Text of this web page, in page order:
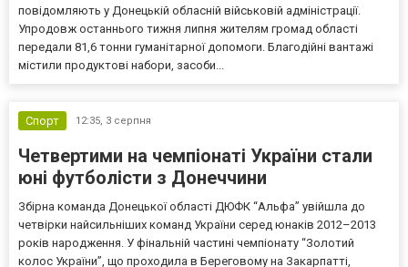
повідомляють у Донецькій обласній військовій адміністрації.
Упродовж останнього тижня липня жителям громад області
передали 81,6 тонни гуманітарної допомоги. Благодійні вантажі
містили продуктові набори, засоби...
Спорт 12:35, 3 серпня
Четвертими на чемпіонаті України стали
юні футболісти з Донеччини
Збірна команда Донецької області ДЮФК “Альфа” увійшла до
четвірки найсильніших команд України серед юнаків 2012–2013
років народження. У фінальній частині чемпіонату “Золотий
колос України”, що проходила в Береговому на Закарпатті,